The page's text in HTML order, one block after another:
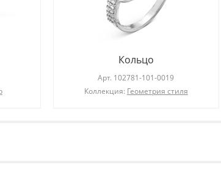
Кольцо
Арт. 102781-101-0019
Коллекция: Геометрия стиля